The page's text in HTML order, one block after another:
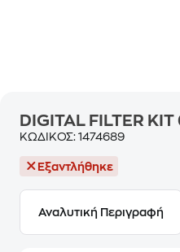
DIGITAL FILTER
ΚΩΔΙΚΟΣ: 1474689
Εξαντλήθηκε
Αναλυτική Περιγραφή